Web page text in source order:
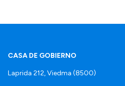
CASA DE GOBIERNO
Laprida 212, Viedma (8500)